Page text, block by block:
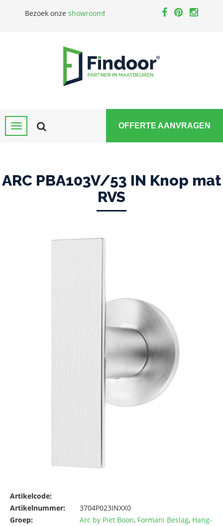
Bezoek onze showroom!
OFFERTE AANVRAGEN
ARC PBA103V/53 IN Knop mat
RVS
Artikelcode:
Artikelnummer:
3704P023INXX0
Groep:
Arc by Piet Boon, Formani Beslag, Hang-